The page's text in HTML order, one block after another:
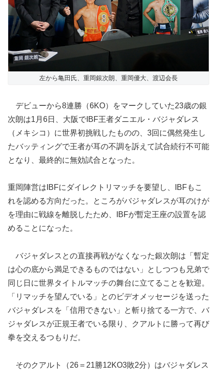
左から亀田氏、重岡銀次朗、重岡優大、渡辺会長
デビューから8連勝（6KO）をマークしていた23歳の銀
次朗は1月6日、大阪でIBF王者ダニエル・バジャダレス
（メキシコ）に世界初挑戦したものの、3回に偶然発生し
たバッティングで王者が耳の不調を訴えて試合続行不可能
となり、最終的に無効試合となった。
重岡陣営はIBFにダイレクトリマッチを要望し、IBFもこ
れを認める方向だった。ところがバジャダレスが耳のけが
を理由に戦線を離脱したため、IBFが暫定王座の設置を認
めることになった。
バジャダレスとの直接再戦がなくなった銀次朗は「暫定
は心の底から満足できるものではない」としつつも兄弟で
同じ日に世界タイトルマッチの舞台に立てることを歓迎。
「リマッチを望んでいる」とのビデオメッセージを送った
バジャダレスを「信用できない」と斬り捨てる一方で、バ
ジャダレスが正規王者でいる限り、クアルトに勝って再び
拳を交えるつもりだ。
そのクアルト（26＝21勝12KO3敗2分）はバジャダレス